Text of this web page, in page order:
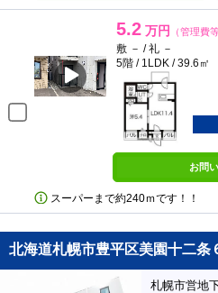
5.2 万円 （管理費
敷 － / 礼 －
5階 / 1LDK / 39.6㎡
お問
スーパーまで約240ｍです！！
北海道札幌市豊平区美園十二条
札幌市営地